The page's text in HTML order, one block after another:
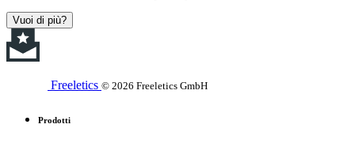
Vuoi di più?
Freeletics © 2026 Freeletics GmbH
Prodotti